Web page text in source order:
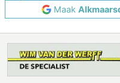
Maak